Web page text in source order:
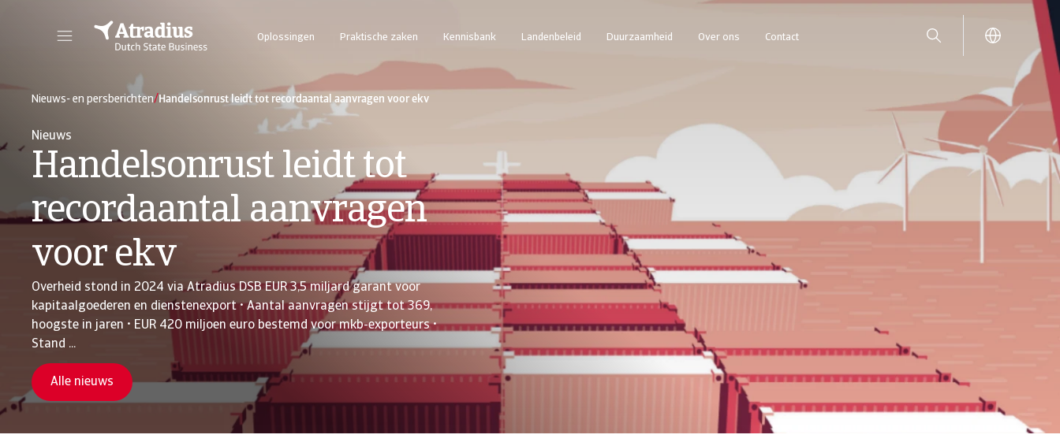
Oplossingen Praktische zaken Kennisbank Landenbeleid Duurzaamheid Over ons Contact
Nieuws- en persberichten/Handelsonrust leidt tot recordaantal aanvragen voor ekv
Nieuws
Handelsonrust leidt tot
recordaantal aanvragen
voor ekv
Overheid stond in 2024 via Atradius DSB EUR 3,5 miljard garant voor
kapitaalgoederen en dienstenexport • Aantal aanvragen stijgt tot 369,
hoogste in jaren • EUR 420 miljoen euro bestemd voor mkb-exporteurs •
Stand ...
Alle nieuws